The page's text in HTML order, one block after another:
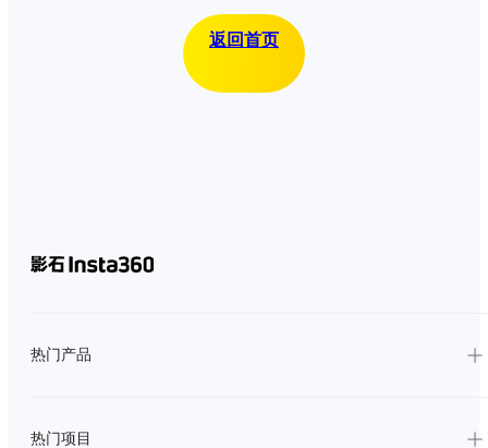
返回首页
热门产品
热门项目